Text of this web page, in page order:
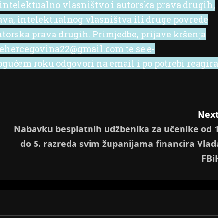
vlasništvo i autorska prava drugih,
intelektualnog vlasništva ili druge povrede
prava drugih. Primjedbe, prijave kršenja
te se e-
roku odgovori na email i po potrebi
Nabavku besplatnih udžbenika za učenike od
do 5. razreda svim županijama financira